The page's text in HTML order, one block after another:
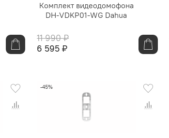
Комплект видеодомофона
DH-VDKP01-WG Dahua
11 990 ₽
6 595 ₽
-45%